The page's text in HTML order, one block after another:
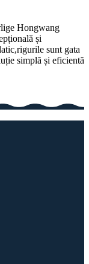
Hongwang
și
sunt gata
simplă și eficientă